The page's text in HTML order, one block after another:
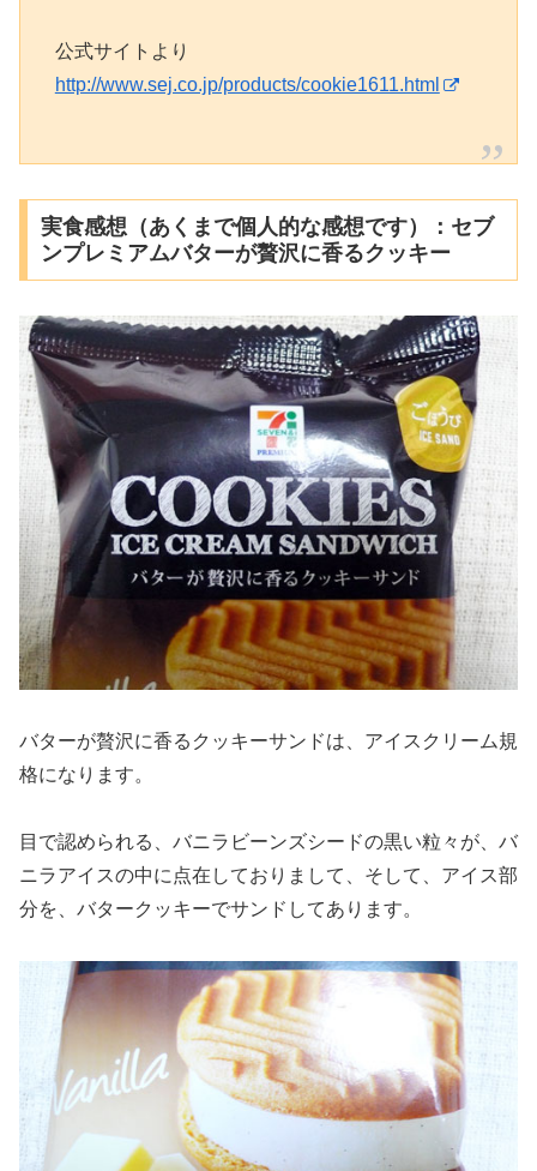
公式サイトより
http://www.sej.co.jp/products/cookie1611.html
実食感想（あくまで個人的な感想です）：セブ
ンプレミアムバターが贅沢に香るクッキー
バターが贅沢に香るクッキーサンドは、アイスクリーム規
格になります。
目で認められる、バニラビーンズシードの黒い粒々が、バ
ニラアイスの中に点在しておりまして、そして、アイス部
分を、バタークッキーでサンドしてあります。